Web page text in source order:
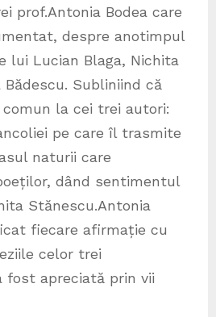
prof.Antonia Bodea care
despre anotimpul
lui Lucian Blaga, Nichita
Subliniind că
la cei trei autori:
pe care îl trasmite
naturii care
dând sentimentul
Stănescu.Antonia
fiecare afirmație cu
celor trei
fost apreciată prin vii